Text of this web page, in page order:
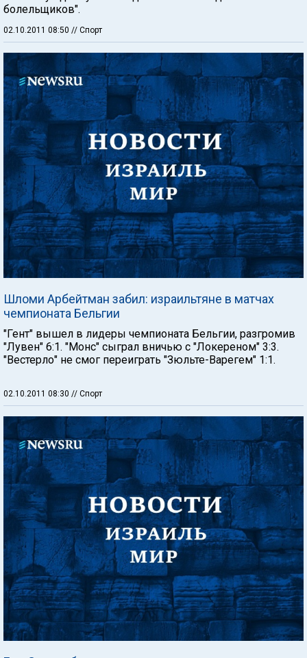
болельщиков".
02.10.2011 08:50 // Спорт
Шломи Арбейтман забил: израильтяне в матчах
чемпионата Бельгии
"Гент" вышел в лидеры чемпионата Бельгии, разгромив
"Лувен" 6:1. "Монс" сыграл вничью с "Локереном" 3:3.
"Вестерло" не смог переиграть "Зюльте-Варегем" 1:1.
02.10.2011 08:30 // Спорт